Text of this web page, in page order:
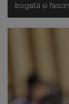
bogată și